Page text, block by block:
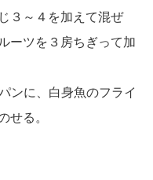
３～４を加えて混ぜ
ーツを３房ちぎって加
ンに、白身魚のフライ
せる。